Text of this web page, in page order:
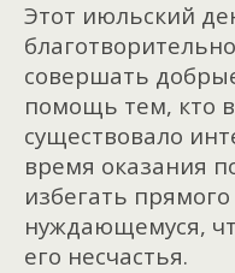
Этот июльский
совершать
помощь тем, кто
существовало
время оказания
избегать
нуждающемуся,
его несчастья.